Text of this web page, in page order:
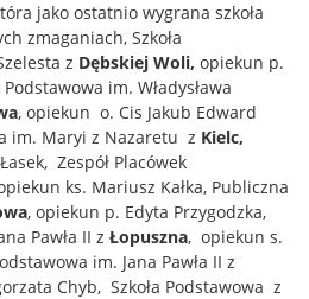
jako ostatnio wygrana szkoła
zmaganiach, Szkoła
z Dębskiej Woli, opiekun p.
im. Władysława
, opiekun o. Cis Jakub Edward
im. Maryi z Nazaretu z Kielc,
Zespół Placówek
ks. Mariusz Kałka, Publiczna
, opiekun p. Edyta Przygodzka,
Pawła II z Łopuszna, opiekun s.
im. Jana Pawła II z
Chyb, Szkoła Podstawowa z